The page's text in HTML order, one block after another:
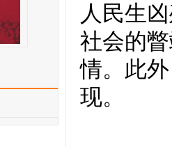
人民生
社会的
情。此
现。